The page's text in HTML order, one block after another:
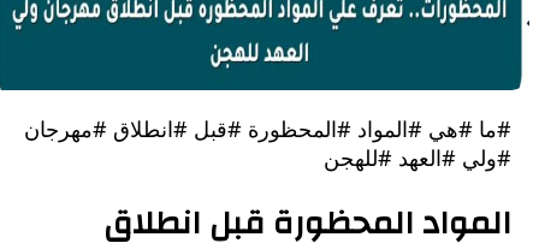
#المواد #المحظورة #قبل #انطلاق #مهرجان
#العهد #للهجن
المحظورة قبل انطلاق